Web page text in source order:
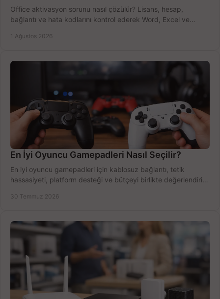
Office aktivasyon sorunu nasıl çözülür? Lisans, hesap,
bağlantı ve hata kodlarını kontrol ederek Word, Excel ve
1 Ağustos 2026
En İyi Oyuncu Gamepadleri Nasıl Seçilir?
En iyi oyuncu gamepadleri için kablosuz bağlantı, tetik
hassasiyeti, platform desteği ve bütçeyi birlikte değerlendirin;
30 Temmuz 2026